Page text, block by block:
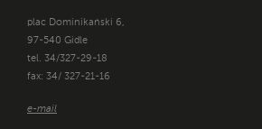
plac Dominikański 6,
97-540 Gidle
tel. 34/327-29-18
fax: 34/ 327-21-16
e-mail